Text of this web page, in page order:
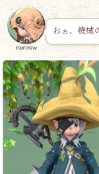
norirow
おぉ、機械